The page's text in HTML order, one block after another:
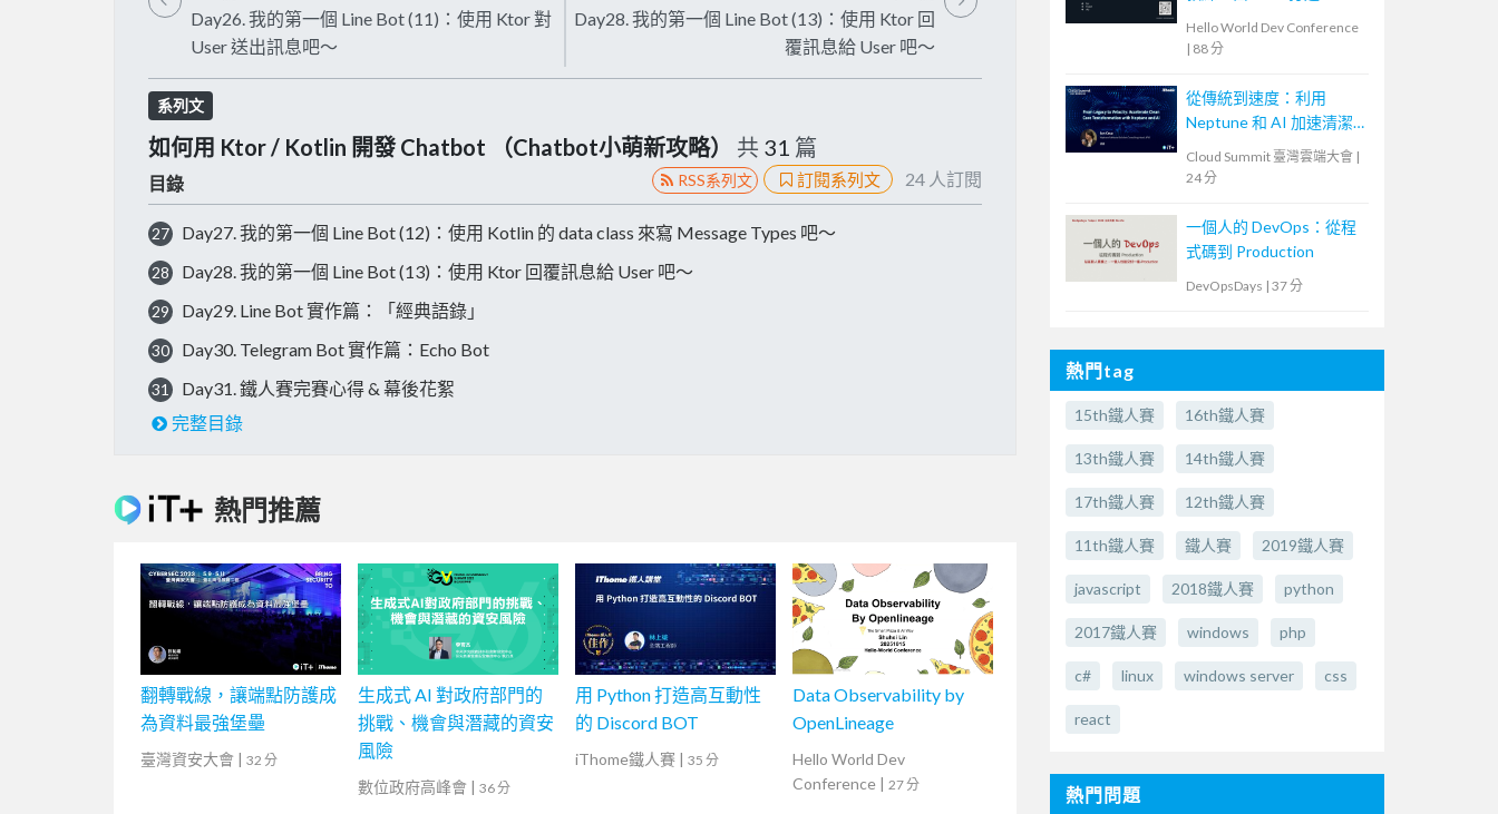
Day26. 我的第一個 Line Bot (11)：使用 Ktor 對
User 送出訊息吧～
Day28. 我的第一個 Line Bot (13)：使用 Ktor 回
覆訊息給 User 吧～
系列文
如何用 Ktor / Kotlin 開發 Chatbot （Chatbot小萌新攻略） 共 31 篇
目錄 RSS系列文 訂閱系列文 24 人訂閱
27 Day27. 我的第一個 Line Bot (12)：使用 Kotlin 的 data class 來寫 Message Types 吧～
28 Day28. 我的第一個 Line Bot (13)：使用 Ktor 回覆訊息給 User 吧～
29 Day29. Line Bot 實作篇：「經典語錄」
30 Day30. Telegram Bot 實作篇：Echo Bot
31
Day31. 鐵人賽完賽心得 & 幕後花絮
完整目錄
熱門推薦
翻轉戰線，讓端點防護成
為資料最強堡壘
臺灣資安大會 | 32 分
生成式 AI 對政府部門的
挑戰、機會與潛藏的資安
風險
數位政府高峰會 | 36 分
用 Python 打造高互動性
的 Discord BOT
iThome鐵人賽 | 35 分
Data Observability by
OpenLineage
Hello World Dev
Conference | 27 分
Hello World Dev Conference
| 88 分
從傳統到速度：利用
Neptune 和 AI 加速清潔
Cloud Summit 臺灣雲端大會 |
24 分
一個人的 DevOps：從程
式碼到 Production
DevOpsDays | 37 分
熱門tag
15th鐵人賽 16th鐵人賽
13th鐵人賽 14th鐵人賽
17th鐵人賽 12th鐵人賽
11th鐵人賽 鐵人賽 2019鐵人賽
javascript 2018鐵人賽 python
2017鐵人賽 windows php
c# linux windows server css
react
熱門問題